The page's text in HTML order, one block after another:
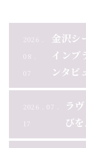
2026 .
08 .
07
金沢シ
インブ
ンタビ
2026 . 07 .
17
ラ
び